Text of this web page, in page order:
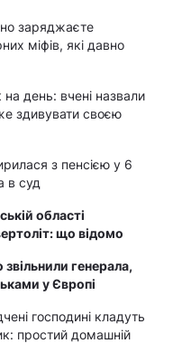
заряджаєте
міфів, які давно
день: вчені назвали
здивувати своєю
з пенсією у 6
в суд
області
що відомо
генерала,
у Європі
господині кладуть
простий домашній